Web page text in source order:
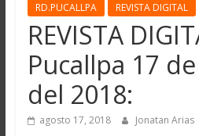
RD.PUCALLPA REVISTA DIGITAL
REVISTA
Pucallpa 17
del 2018:
agosto 17, 2018 Jonatan Arias